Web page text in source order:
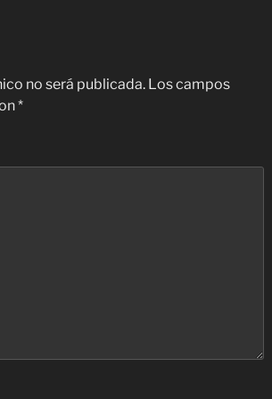
no será publicada. Los campos
*